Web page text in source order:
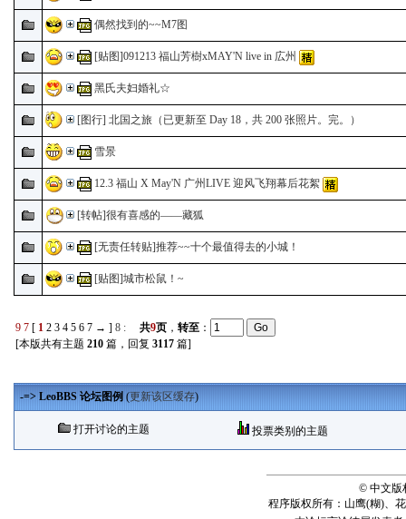
偶然找到的~~M7图
[贴图]091213 福山芳樹xMAY'N live in 広州
黑氏夫妇婚礼☆
[图行] 北国之旅（已更新至 Day 18，共 200 张照片。完。）
雪景
12.3 福山 X May'N 广州LIVE 迎风飞翔幕后花絮
[转帖]很有喜感的——藏狐
[无责任转贴]推荐~~十个最值得去的小城！
[贴图]城市松鼠！~
9 7 [ 1 2 3 4 5 6 7 → ] 8 : 共9页 ， 转至 ：
[本版共有主题 210 篇，回复 3117 篇]
-=> LeoBBS 论坛图例 (更新该区缓存)
打开讨论的主题 投票类别的主题
© 中文版
程序版权所有：山鹰(糊)、